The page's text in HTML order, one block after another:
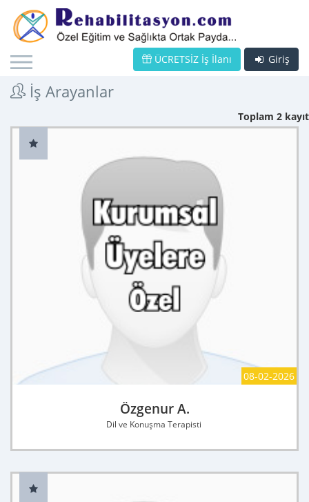
Giriş
ÜCRETSİZ İş İlanı
İş Arayanlar
Toplam 2 kayıt
08-02-2026
Özgenur A.
Dil ve Konuşma Terapisti